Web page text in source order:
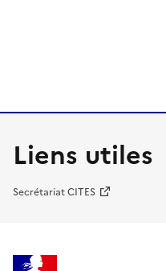
Liens utiles
Secrétariat CITES